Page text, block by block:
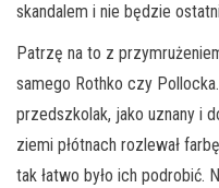
skandalem i nie będzie
Patrzę na to z
samego Rothko czy
przedszkolak, jako uznany i
ziemi płótnach rozlewał
tak łatwo było ich podrobić.